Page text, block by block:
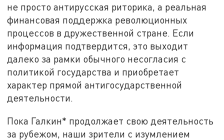
не просто антирусская риторика, а реальная
финансовая поддержка революционных
процессов в дружественной стране. Если
информация подтвердится, это выходит
далеко за рамки обычного несогласия с
политикой государства и приобретает
характер прямой антигосударственной
деятельности.
Пока Галкин* продолжает свою деятельность
за рубежом, наши зрители с изумлением